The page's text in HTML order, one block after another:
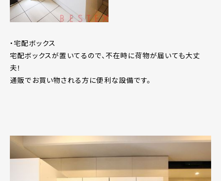
・宅配ボックス
宅配ボックスが置いてるので、不在時に荷物が届いても大丈
夫！
通販でお買い物される方に便利な設備です。